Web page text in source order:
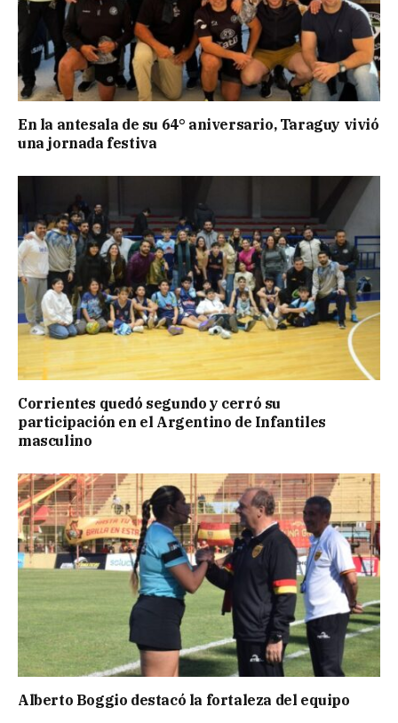
En la antesala de su 64° aniversario, Taraguy vivió
una jornada festiva
Corrientes quedó segundo y cerró su
participación en el Argentino de Infantiles
masculino
Alberto Boggio destacó la fortaleza del equipo